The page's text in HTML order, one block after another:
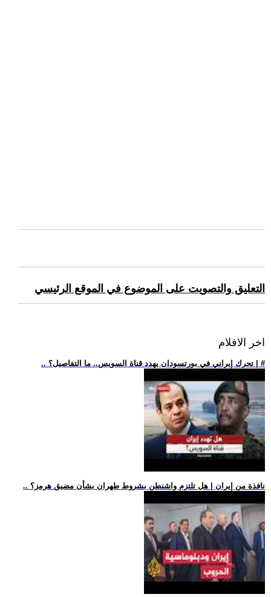
التعليق والتصويت على الموضوع في الموقع الرئيسي
اخر الافلام
.. تحرك إيراني في بورتسودان يهدد قناة السويس.. ما التفاصيل؟ | #
.. نافذة من إيران | هل تلتزم واشنطن بشروط طهران بشأن مضيق هرمز؟